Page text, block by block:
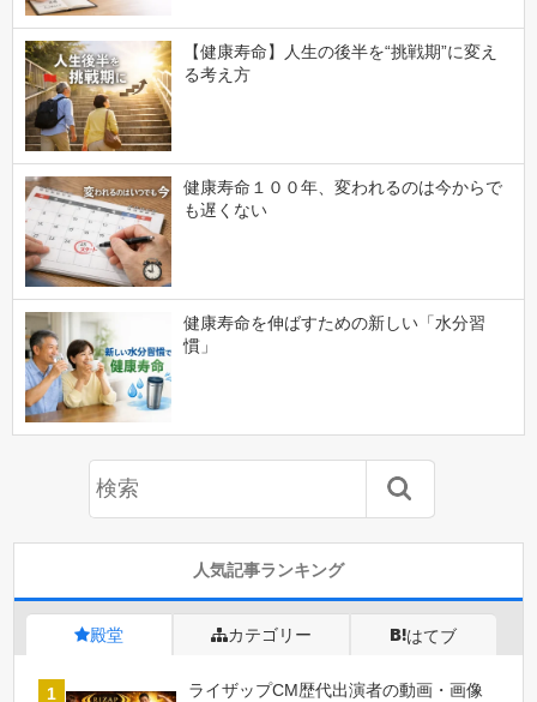
【健康寿命】人生の後半を“挑戦期”に変え
る考え方
健康寿命１００年、変われるのは今からで
も遅くない
健康寿命を伸ばすための新しい「水分習
慣」
人気記事ランキング
殿堂 カテゴリー はてブ
ライザップCM歴代出演者の動画・画像